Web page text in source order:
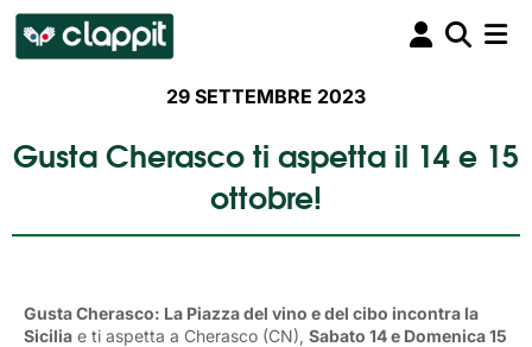
29 SETTEMBRE 2023
Gusta Cherasco ti aspetta il 14 e 15
ottobre!
Gusta Cherasco: La Piazza del vino e del cibo incontra la
Sicilia e ti aspetta a Cherasco (CN), Sabato 14 e Domenica 15